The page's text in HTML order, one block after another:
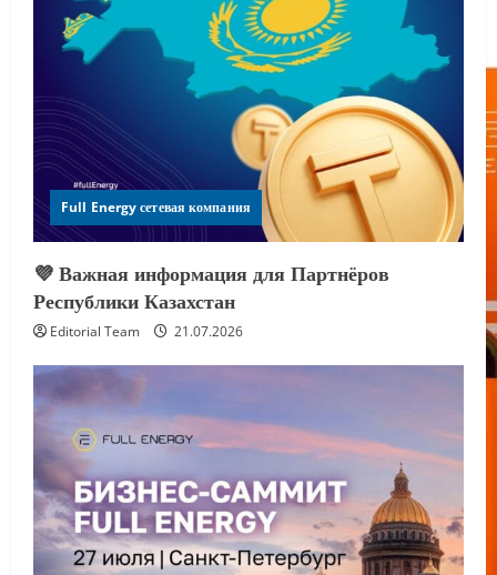
Full Energy сетевая компания
💜 Важная информация для Партнёров
Республики Казахстан
Editorial Team 21.07.2026